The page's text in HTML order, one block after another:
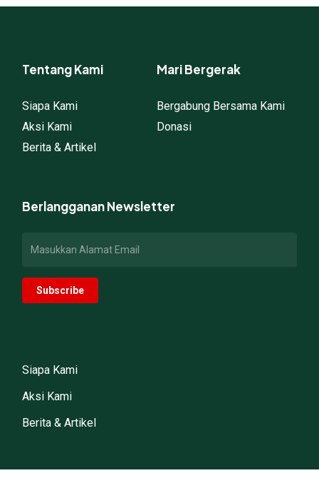
Tentang Kami
Siapa Kami
Aksi Kami
Berita & Artikel
Mari Bergerak
Bergabung Bersama Kami
Donasi
Berlangganan Newsletter
Siapa Kami
Aksi Kami
Berita & Artikel